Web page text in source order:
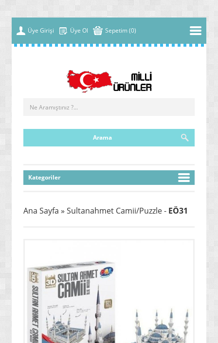
Üye Girişi Üye Ol Sepetim (0)
Kategoriler
» ÇOK FONKSİYONLU MAKİNELER
» PC OYUNLARI
» VCD FİLMLERİ
» SAĞLIK / TIP / BİTKİSEL ÜRÜNLER
» GIDA / YİYECEK / İÇECEK ÜRÜNLERİ
» TARIM MAKİNELERİ / ÜRÜNLERİ
Ana Sayfa » Sultanahmet Camii/Puzzle - EÖ31